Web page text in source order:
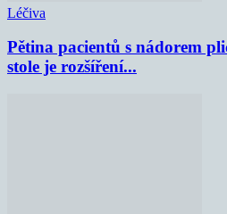
Léčiva
Pětina pacientů s nádorem
stole je rozšíření...